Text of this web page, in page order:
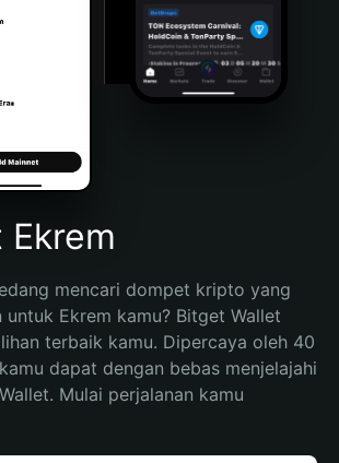
mencari dompet kripto yang
untuk Ekrem kamu? Bitget Wallet
terbaik kamu. Dipercaya oleh 40
dapat dengan bebas menjelajahi
Mulai perjalanan kamu